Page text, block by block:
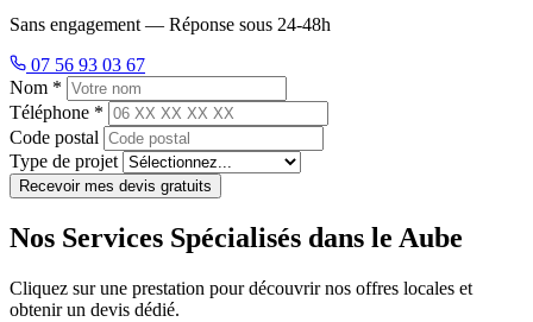
Sans engagement — Réponse sous 24-48h
07 56 93 03 67
Nom *
Téléphone *
Code postal
Type de projet
Recevoir mes devis gratuits
Nos Services Spécialisés dans le Aube
Cliquez sur une prestation pour découvrir nos offres locales et
obtenir un devis dédié.